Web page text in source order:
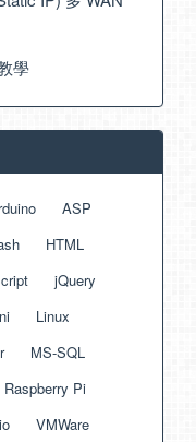
學
ASP
HTML
jQuery
Linux
MS-SQL
Raspberry Pi
VMWare